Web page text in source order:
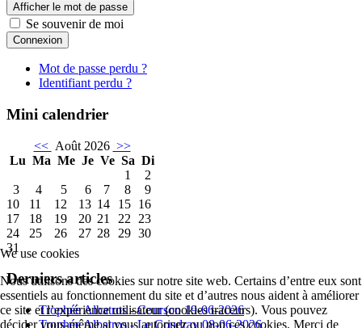
Afficher le mot de passe
Se souvenir de moi
Connexion
Mot de passe perdu ?
Identifiant perdu ?
Mini calendrier
<< Août 2026 >>
Lu Ma Me Je Ve Sa Di
1
2
3
4 5 6 7 8
9
10
11 12 13 14 15 16
17
18 19 20 21 22
23
24
25 26 27 28 29 30
31
Derniers articles
Trophée Albatros - Courson 19-06-2026
Trophée Albatros - Le Coudray 08-06-2026
We use cookies
Nous utilisons des cookies sur notre site web. Certains d’entre eux sont
essentiels au fonctionnement du site et d’autres nous aident à améliorer
ce site et l’expérience utilisateur (cookies traceurs). Vous pouvez
décider vous-même si vous autorisez ou non ces cookies. Merci de